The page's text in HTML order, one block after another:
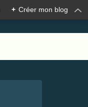
+ Créer mon blog